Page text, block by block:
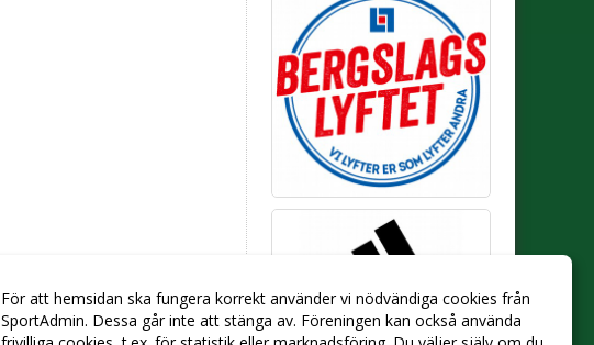
För att hemsidan ska fungera korrekt använder vi nödvändiga cookies från
SportAdmin. Dessa går inte att stänga av. Föreningen kan också använda